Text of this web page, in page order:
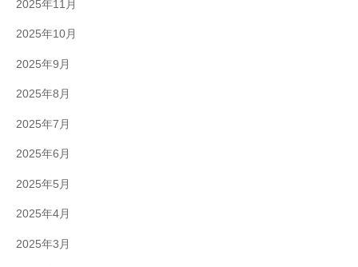
2025年11月
2025年10月
2025年9月
2025年8月
2025年7月
2025年6月
2025年5月
2025年4月
2025年3月